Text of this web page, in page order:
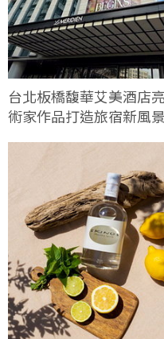
台北板橋馥華艾美酒店
術家作品打造旅宿新風景